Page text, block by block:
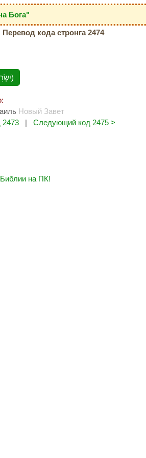
Бога"
Перевод кода стронга 2474
03478 (יִשְׂרָאל‎)
Новый Завет
| Следующий код 2475 >
на ПК!